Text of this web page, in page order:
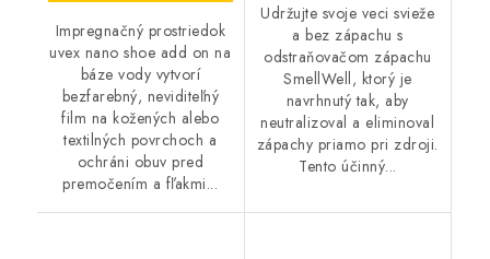
Impregnačný prostriedok
uvex nano shoe add on na
báze vody vytvorí
bezfarebný, neviditeľný
film na kožených alebo
textilných povrchoch a
ochráni obuv pred
premočením a fľakmi...
Udržujte svoje veci svieže
a bez zápachu s
odstraňovačom zápachu
SmellWell, ktorý je
navrhnutý tak, aby
neutralizoval a eliminoval
zápachy priamo pri zdroji.
Tento účinný...